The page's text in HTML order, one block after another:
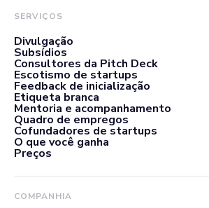
SERVIÇOS
Divulgação
Subsídios
Consultores da Pitch Deck
Escotismo de startups
Feedback de inicialização
Etiqueta branca
Mentoria e acompanhamento
Quadro de empregos
Cofundadores de startups
O que você ganha
Preços
COMPANHIA